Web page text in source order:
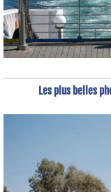
Les plus belles